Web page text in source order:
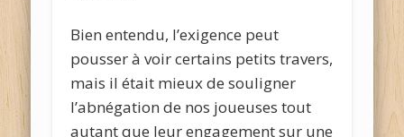
Bien entendu, l’exigence peut
pousser à voir certains petits travers,
mais il était mieux de souligner
l’abnégation de nos joueuses tout
autant que leur engagement sur une